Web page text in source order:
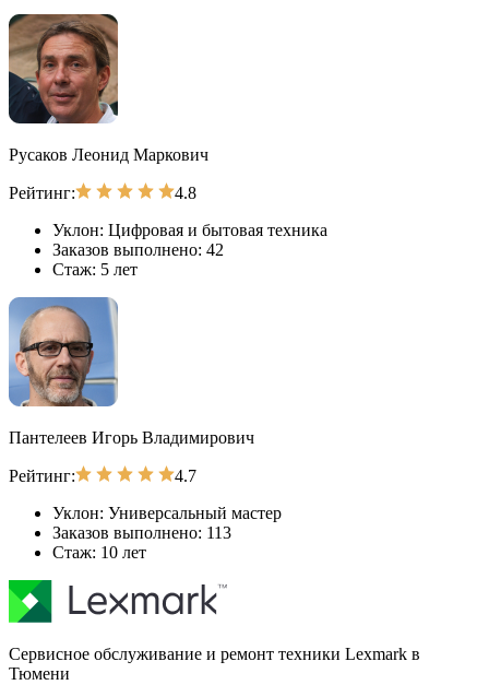
Русаков Леонид Маркович
Рейтинг:
4.8
Уклон: Цифровая и бытовая техника
Заказов выполнено: 42
Стаж: 5 лет
Пантелеев Игорь Владимирович
Рейтинг:
4.7
Уклон: Универсальный мастер
Заказов выполнено: 113
Стаж: 10 лет
Сервисное обслуживание и ремонт техники Lexmark в
Тюмени